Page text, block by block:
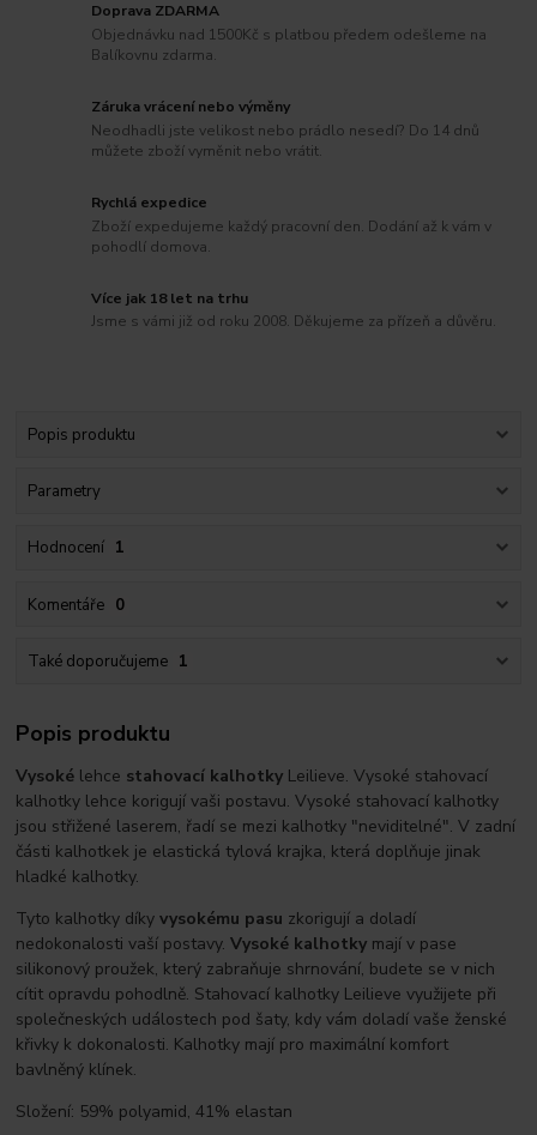
Doprava ZDARMA
Objednávku nad 1500Kč s platbou předem odešleme na
Balíkovnu zdarma.
Záruka vrácení nebo výměny
Neodhadli jste velikost nebo prádlo nesedí? Do 14 dnů
můžete zboží vyměnit nebo vrátit.
Rychlá expedice
Zboží expedujeme každý pracovní den. Dodání až k vám v
pohodlí domova.
Více jak 18 let na trhu
Jsme s vámi již od roku 2008. Děkujeme za přízeň a důvěru.
Popis produktu
Parametry
Hodnocení 1
Komentáře 0
Také doporučujeme 1
Popis produktu
Vysoké lehce stahovací kalhotky Leilieve. Vysoké stahovací
kalhotky lehce korigují vaši postavu. Vysoké stahovací kalhotky
jsou střižené laserem, řadí se mezi kalhotky "neviditelné". V zadní
části kalhotkek je elastická tylová krajka, která doplňuje jinak
hladké kalhotky.
Tyto kalhotky díkyvysokému pasu zkorigují a doladí
nedokonalosti vaší postavy.Vysoké kalhotky mají v pase
silikonový proužek, který zabraňuje shrnování, budete se v nich
cítit opravdu pohodlně. Stahovací kalhotky Leilieve využijete při
společneských událostech pod šaty, kdy vám doladí vaše ženské
křivky k dokonalosti. Kalhotky mají pro maximální komfort
bavlněný klínek.
Složení: 59% polyamid, 41% elastan